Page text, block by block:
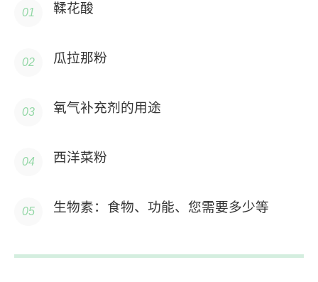
鞣花酸
瓜拉那粉
氧气补充剂的用途
西洋菜粉
生物素：食物、功能、您需要多少等